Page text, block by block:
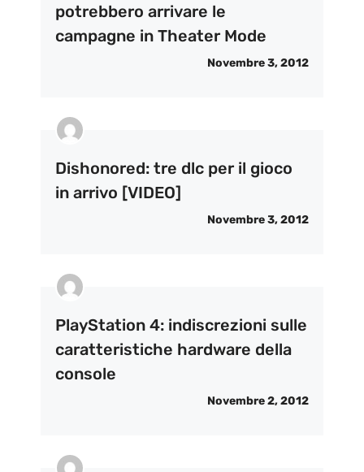
potrebbero arrivare le
campagne in Theater Mode
Novembre 3, 2012
Dishonored: tre dlc per il gioco
in arrivo [VIDEO]
Novembre 3, 2012
PlayStation 4: indiscrezioni sulle
caratteristiche hardware della
console
Novembre 2, 2012